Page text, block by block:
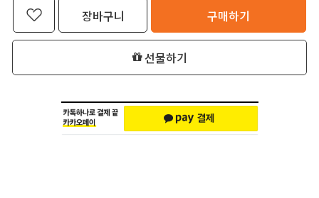
장바구니 구매하기
선물하기